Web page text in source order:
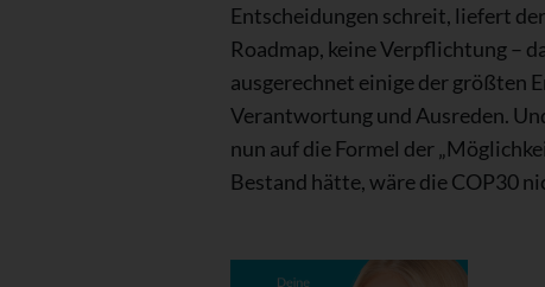
Entscheidungen schreit, liefert
Roadmap, keine Verpflichtung –
ausgerechnet einige der größten
Verantwortung und Ausreden.
nun auf die Formel der
Bestand hätte, wäre die COP30